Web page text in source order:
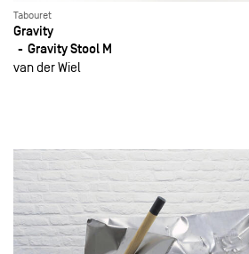
Tabouret
Gravity
Gravity Stool M
van der Wiel